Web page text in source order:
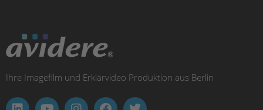
Ihre Imagefilm und Erklärvideo Produktion aus Berlin